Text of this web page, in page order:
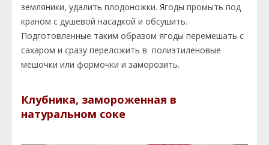
земляники, удалить плодоножки. Ягоды промыть под
краном с душевой насадкой и обсушить.
Подготовленные таким образом ягоды перемешать с
сахаром и сразу переложить в полиэтиленовые
мешочки или формочки и заморозить.
Клубника, замороженная в
натуральном соке